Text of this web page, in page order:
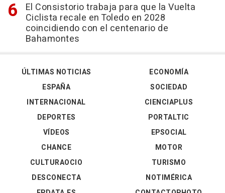
El Consistorio trabaja para que la Vuelta
Ciclista recale en Toledo en 2028
coincidiendo con el centenario de
Bahamontes
ÚLTIMAS NOTICIAS
ESPAÑA
INTERNACIONAL
DEPORTES
VÍDEOS
ECONOMÍA
SOCIEDAD
CIENCIAPLUS
PORTALTIC
EPSOCIAL
CHANCE
CULTURAOCIO
DESCONECTA
MOTOR
TURISMO
NOTIMÉRICA